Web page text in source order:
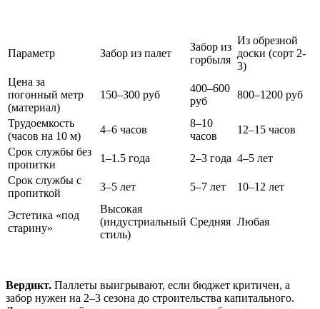
Параметр Забор из палет
Забор из
горбыля
Из обрезной
доски (сорт 2-
3)
Цена за
погонный метр
(материал)
150–300 руб
400–600
руб
800–1200 руб
Трудоемкость
(часов на 10 м)
4–6 часов
8–10
часов
12–15 часов
Срок службы без
пропитки
1–1.5 года 2–3 года 4–5 лет
Срок службы с
пропиткой
3–5 лет 5–7 лет 10–12 лет
Эстетика «под
старину»
Высокая
(индустриальный
стиль)
Средняя Любая
Вердикт. Паллеты выигрывают, если бюджет критичен, а
забор нужен на 2–3 сезона до строительства капитального.